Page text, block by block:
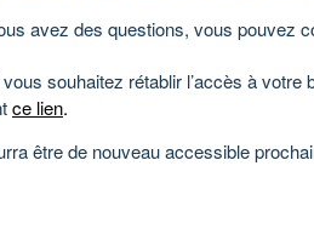
avez des questions, vous pouvez
vous souhaitez rétablir l’accès à votre
ce lien.
être de nouveau accessible